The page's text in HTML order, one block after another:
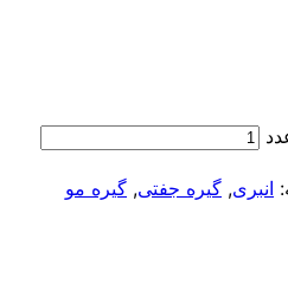
انبری, گیره جفتی, گیره مو